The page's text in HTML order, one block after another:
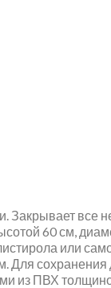
все
60 см,
или
из ПВХ